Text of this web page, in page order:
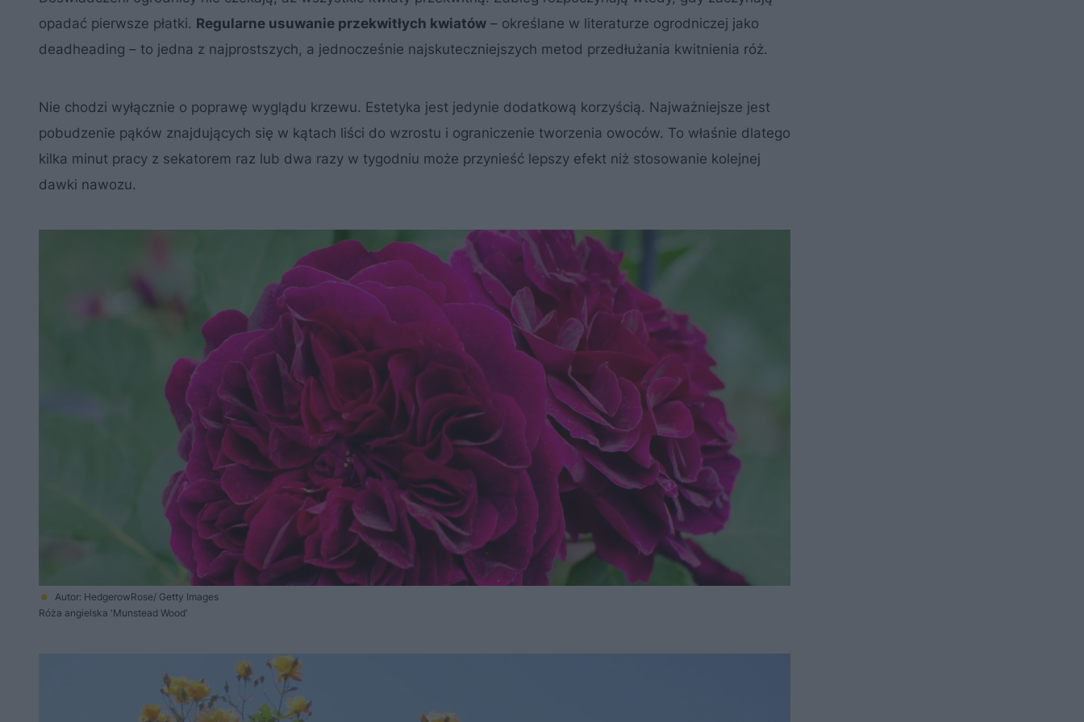
opadać pierwsze płatki. Regularne usuwanie przekwitłych kwiatów – określane w literaturze ogrodniczej jako
deadheading – to jedna z najprostszych, a jednocześnie najskuteczniejszych metod przedłużania kwitnienia róż.
Nie chodzi wyłącznie o poprawę wyglądu krzewu. Estetyka jest jedynie dodatkową korzyścią. Najważniejsze jest
pobudzenie pąków znajdujących się w kątach liści do wzrostu i ograniczenie tworzenia owoców. To właśnie dlatego
kilka minut pracy z sekatorem raz lub dwa razy w tygodniu może przynieść lepszy efekt niż stosowanie kolejnej
dawki nawozu.
Autor: HedgerowRose/ Getty Images
Róża angielska 'Munstead Wood'